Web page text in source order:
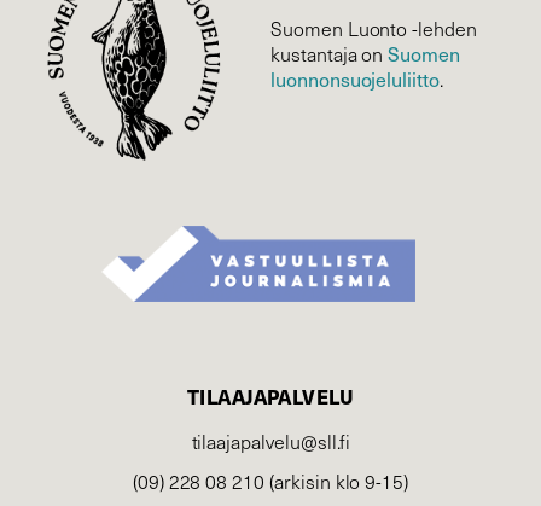
Suomen Luonto -lehden
kustantaja onSuomen
luonnonsuojelu­liitto.
TILAAJAPALVELU
tilaajapalvelu@sll.fi
(09) 228 08 210 (arkisin klo 9-15)